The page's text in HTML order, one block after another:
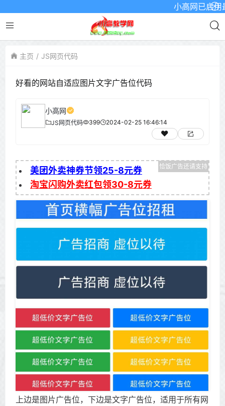
小高网已启用最
主页 JS网页代码
好看的网站自适应图片文字广告位代码
小高网
JS网页代码 399 2024-02-25 16:46:14
美团外卖神券节领25-8元券
淘宝闪购外卖红包领30-8元券
上边是图片广告位，下边是文字广告位，适用于所有网